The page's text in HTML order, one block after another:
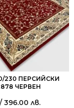
230 ПЕРСИЙСКИ
ЧЕРВЕН
/ 396.00 лв.